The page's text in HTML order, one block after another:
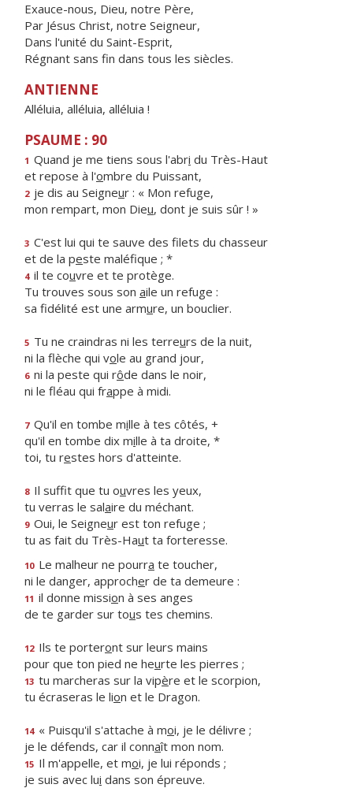
Exauce-nous, Dieu, notre Père,
Par Jésus Christ, notre Seigneur,
Dans l'unité du Saint-Esprit,
Régnant sans fin dans tous les siècles.
ANTIENNE
Alléluia, alléluia, alléluia !
PSAUME : 90
1 Quand je me tiens sous l'abri du Très-Haut
et repose à l'ombre du Puissant,
2 je dis au Seigneur : « Mon refuge,
mon rempart, mon Dieu, dont je suis sûr ! »
3 C'est lui qui te sauve des filets du chasseur
et de la peste maléfique ; *
4 il te couvre et te protège.
Tu trouves sous son aile un refuge :
sa fidélité est une armure, un bouclier.
5 Tu ne craindras ni les terreurs de la nuit,
ni la flèche qui vole au grand jour,
6 ni la peste qui rôde dans le noir,
ni le fléau qui frappe à midi.
7 Qu'il en tombe mille à tes côtés, +
qu'il en tombe dix mille à ta droite, *
toi, tu restes hors d'atteinte.
8 Il suffit que tu ouvres les yeux,
tu verras le salaire du méchant.
9 Oui, le Seigneur est ton refuge ;
tu as fait du Très-Haut ta forteresse.
10 Le malheur ne pourra te toucher,
ni le danger, approcher de ta demeure :
11 il donne mission à ses anges
de te garder sur tous tes chemins.
12 Ils te porteront sur leurs mains
pour que ton pied ne heurte les pierres ;
13 tu marcheras sur la vipère et le scorpion,
tu écraseras le lion et le Dragon.
14 « Puisqu'il s'attache à moi, je le délivre ;
je le défends, car il connaît mon nom.
15 Il m'appelle, et moi, je lui réponds ;
je suis avec lui dans son épreuve.